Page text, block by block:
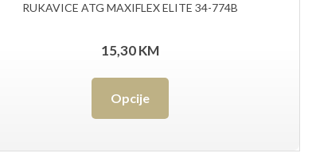
RUKAVICE ATG MAXIFLEX ELITE 34-774B
15,30KM
Opcije
proizvod